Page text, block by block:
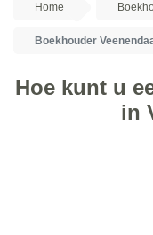
Home
Boekhouder
Hoe kunt u
in